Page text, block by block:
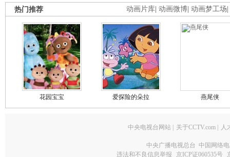
动画片库 动画微博 动画梦工场
热门推荐
花园宝宝 爱探险的朵拉 燕尾侠
中央电视台网站 关于CCTV.com 人
中央广播电视总台 中国网络
违法和不良信息举报
京ICP证060535号